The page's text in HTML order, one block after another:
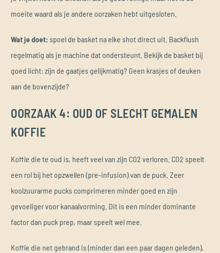
moeite waard als je andere oorzaken hebt uitgesloten.
Wat je doet: spoel de basket na elke shot direct uit. Backflush
regelmatig als je machine dat ondersteunt. Bekijk de basket bij
goed licht: zijn de gaatjes gelijkmatig? Geen krasjes of deuken
aan de bovenzijde?
OORZAAK 4: OUD OF SLECHT GEMALEN
KOFFIE
Koffie die te oud is, heeft veel van zijn CO2 verloren. CO2 speelt
een rol bij het opzwellen (pre-infusion) van de puck. Zeer
koolzuurarme pucks comprimeren minder goed en zijn
gevoeliger voor kanaalvorming. Dit is een minder dominante
factor dan puck prep, maar speelt wel mee.
Koffie die net gebrand is (minder dan een paar dagen geleden),